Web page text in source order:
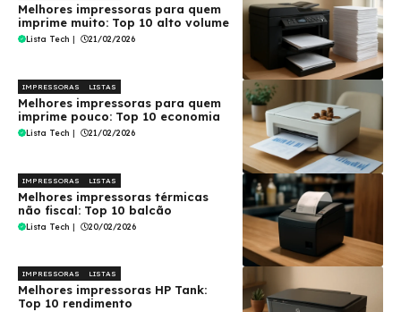
Melhores impressoras para quem
imprime muito: Top 10 alto volume
Lista Tech | 21/02/2026
IMPRESSORAS LISTAS
Melhores impressoras para quem
imprime pouco: Top 10 economia
Lista Tech | 21/02/2026
IMPRESSORAS LISTAS
Melhores impressoras térmicas
não fiscal: Top 10 balcão
Lista Tech | 20/02/2026
IMPRESSORAS LISTAS
Melhores impressoras HP Tank:
Top 10 rendimento